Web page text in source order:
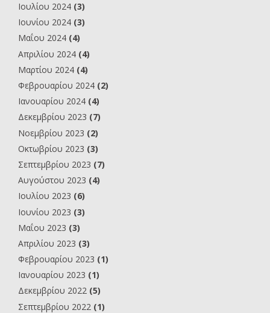
Ιουλίου 2024 (3)
Ιουνίου 2024 (3)
Μαΐου 2024 (4)
Απριλίου 2024 (4)
Μαρτίου 2024 (4)
Φεβρουαρίου 2024 (2)
Ιανουαρίου 2024 (4)
Δεκεμβρίου 2023 (7)
Νοεμβρίου 2023 (2)
Οκτωβρίου 2023 (3)
Σεπτεμβρίου 2023 (7)
Αυγούστου 2023 (4)
Ιουλίου 2023 (6)
Ιουνίου 2023 (3)
Μαΐου 2023 (3)
Απριλίου 2023 (3)
Φεβρουαρίου 2023 (1)
Ιανουαρίου 2023 (1)
Δεκεμβρίου 2022 (5)
Σεπτεμβρίου 2022 (1)